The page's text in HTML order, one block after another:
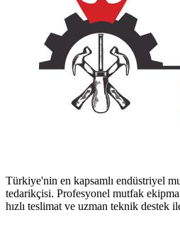
Türkiye'nin en kapsamlı endüstriyel
tedarikçisi. Profesyonel mutfak
hızlı teslimat ve uzman teknik destek